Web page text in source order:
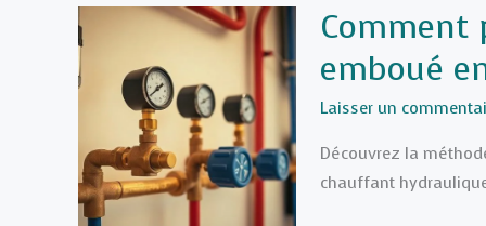
Comment
emboué
Laisser un
Découvrez la
chauffant